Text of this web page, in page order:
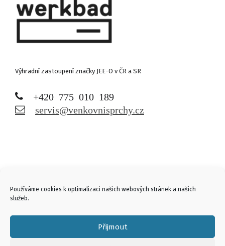
Používáme cookies k optimalizaci našich webových stránek a našich
služeb.
Přijmout
Výhradní zastoupení značky JEE-O v ČR a SR
+420 775 010 189
servis@venkovnisprchy.cz
Links